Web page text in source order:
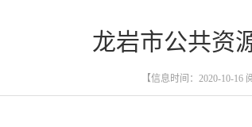
龙岩市公共资
【信息时间：2020-10-16